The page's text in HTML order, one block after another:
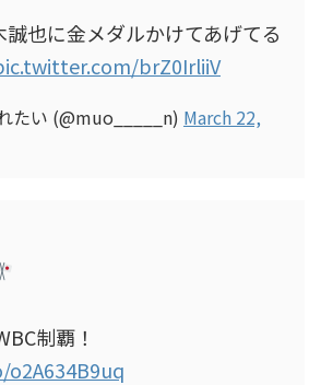
也に金メダルかけてあげてる
brZ0IrliiV
たい (@muo_____n) March 22,
制覇！